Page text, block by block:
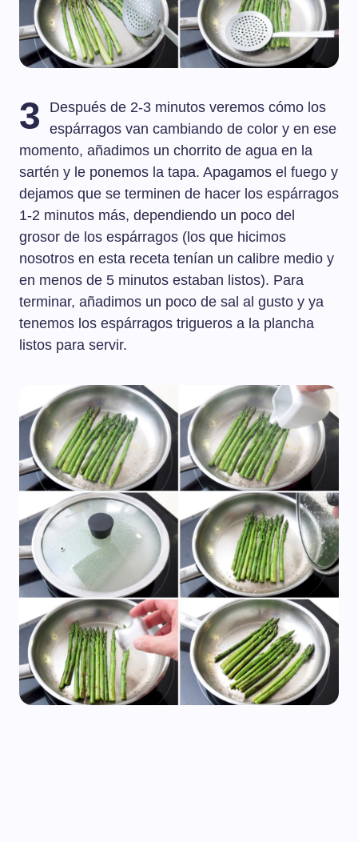
3
Después de 2-3 minutos veremos cómo los
espárragos van cambiando de color y en ese
momento, añadimos un chorrito de agua en la
sartén y le ponemos la tapa. Apagamos el fuego y
dejamos que se terminen de hacer los espárragos
1-2 minutos más, dependiendo un poco del
grosor de los espárragos (los que hicimos
nosotros en esta receta tenían un calibre medio y
en menos de 5 minutos estaban listos). Para
terminar, añadimos un poco de sal al gusto y ya
tenemos los espárragos trigueros a la plancha
listos para servir.